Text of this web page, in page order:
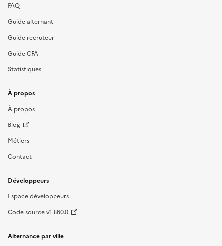
FAQ
Guide alternant
Guide recruteur
Guide CFA
Statistiques
À propos
À propos
Blog
Métiers
Contact
Développeurs
Espace développeurs
Code source v1.860.0
Alternance par ville